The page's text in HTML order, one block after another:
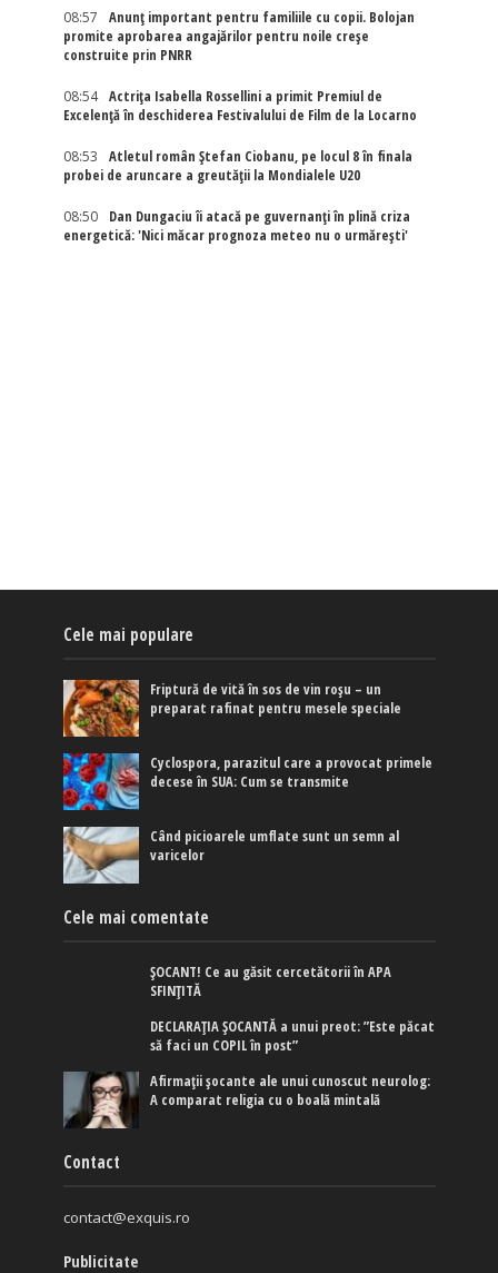
08:57
Anunț important pentru familiile cu copii. Bolojan
promite aprobarea angajărilor pentru noile creșe
construite prin PNRR
08:54
Actriţa Isabella Rossellini a primit Premiul de
Excelenţă în deschiderea Festivalului de Film de la Locarno
08:53
Atletul român Ștefan Ciobanu, pe locul 8 în finala
probei de aruncare a greutății la Mondialele U20
08:50
Dan Dungaciu îi atacă pe guvernanți în plină criza
energetică: 'Nici măcar prognoza meteo nu o urmărești'
Cele mai populare
Friptură de vită în sos de vin roșu – un
preparat rafinat pentru mesele speciale
Cyclospora, parazitul care a provocat primele
decese în SUA: Cum se transmite
Când picioarele umflate sunt un semn al
varicelor
Cele mai comentate
ȘOCANT! Ce au găsit cercetătorii în APA
SFINȚITĂ
DECLARAȚIA ȘOCANTĂ a unui preot: ”Este păcat
să faci un COPIL în post”
Afirmaţii şocante ale unui cunoscut neurolog:
A comparat religia cu o boală mintală
Contact
contact@exquis.ro
Publicitate